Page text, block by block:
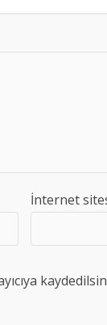
İnternet